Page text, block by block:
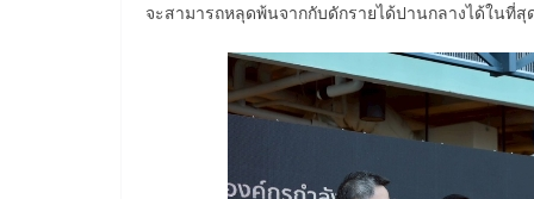
จะสามารถหลุดพ้นจากกับดักรายได้ปานกลางได้ในที่สุ